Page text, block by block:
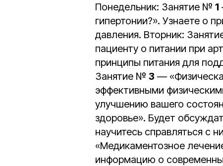
Понедельник: Занятие № 1
гипертонии?». Узнаете о
давления. Вторник:
пациенту о питании при
принципы питания для
Занятие № 3 —
эффективными
улучшению вашего
здоровье». Будет
научитесь справляться с
«Медикаментозное
информацию о